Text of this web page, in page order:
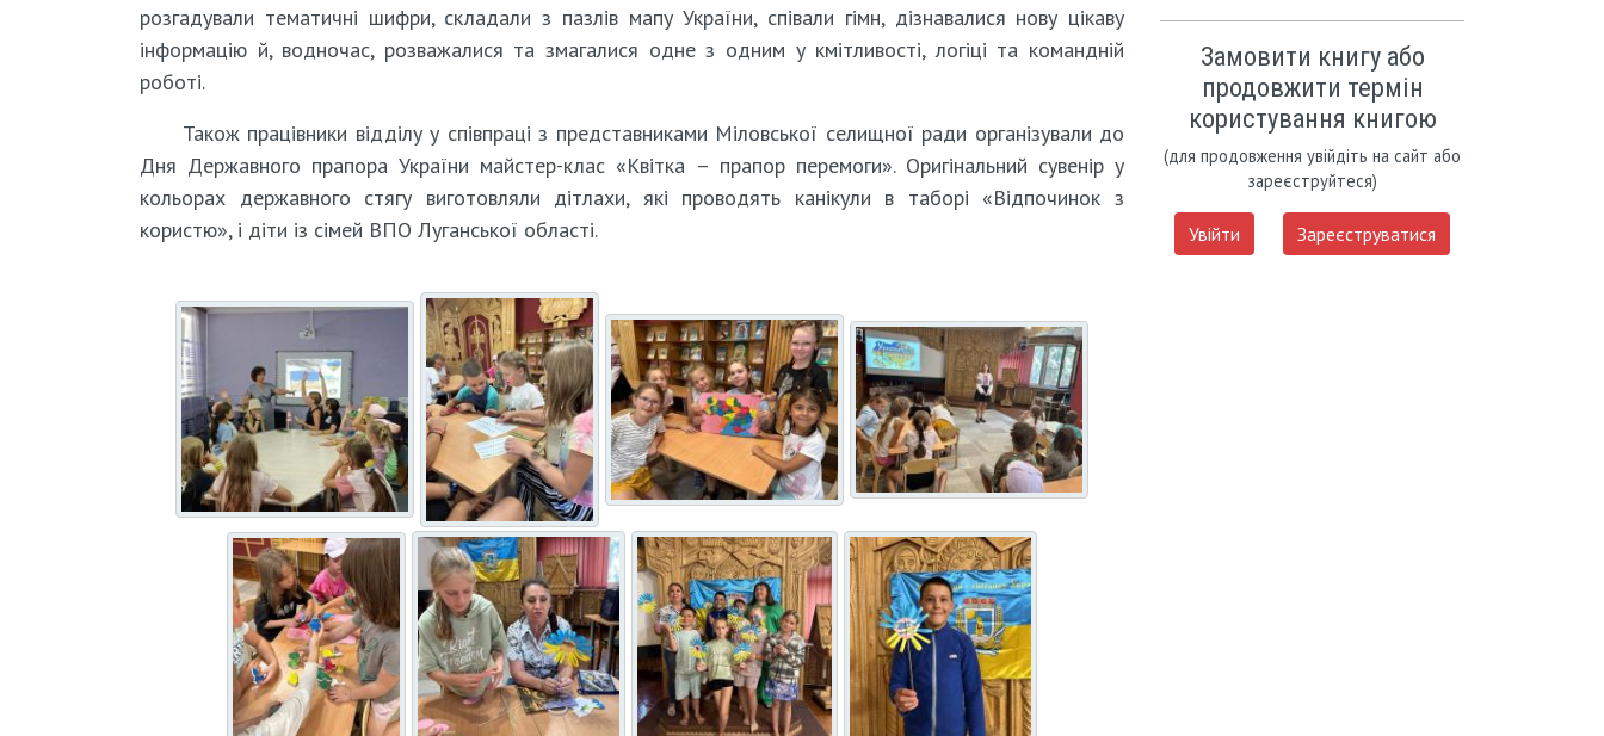
розгадували тематичні шифри, складали з пазлів мапу України, співали гімн, дізнавалися нову цікаву
інформацію й, водночас, розважалися та змагалися одне з одним у кмітливості, логіці та командній
роботі.
Також працівники відділу у співпраці з представниками Міловської селищної ради організували до
Дня Державного прапора України майстер-клас «Квітка – прапор перемоги». Оригінальний сувенір у
кольорах державного стягу виготовляли дітлахи, які проводять канікули в таборі «Відпочинок з
користю», і діти із сімей ВПО Луганської області.
Замовити книгу або
продовжити термін
користування книгою
(для продовження увійдіть на сайт або
зареєструйтеся)
Увійти Зареєструватися